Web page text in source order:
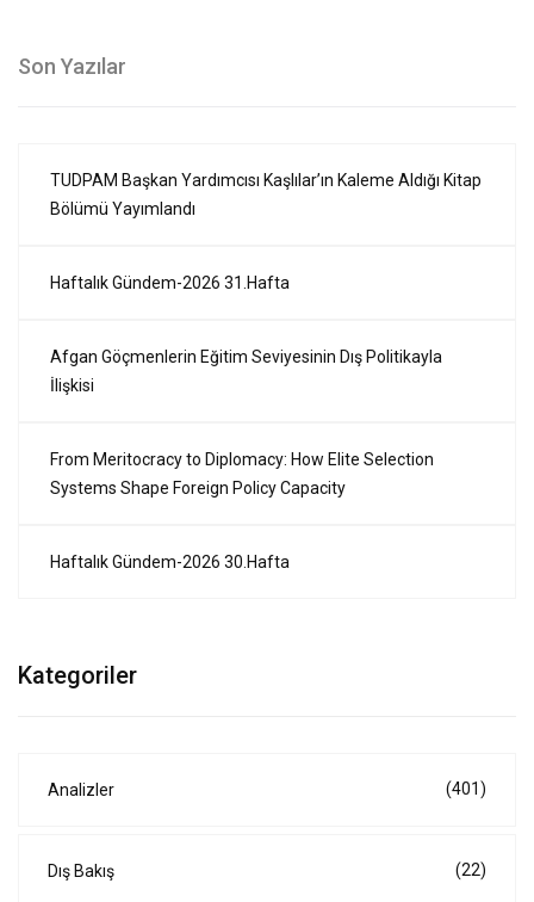
Son Yazılar
TUDPAM Başkan Yardımcısı Kaşlılar’ın Kaleme Aldığı Kitap
Bölümü Yayımlandı
Haftalık Gündem-2026 31.Hafta
Afgan Göçmenlerin Eğitim Seviyesinin Dış Politikayla
İlişkisi
From Meritocracy to Diplomacy: How Elite Selection
Systems Shape Foreign Policy Capacity
Haftalık Gündem-2026 30.Hafta
Kategoriler
Analizler (401)
Dış Bakış (22)